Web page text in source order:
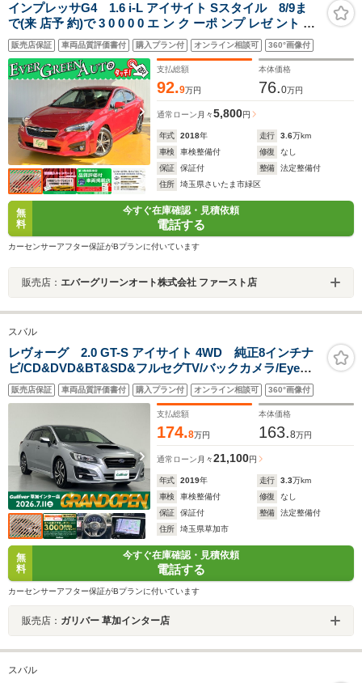
インプレッサG4 1.6 i-L アイサイト Sスタイル 8/9ま
で(来 店予 約)で 3 0 0 0 0 エ ン ク ーポ ンプ レゼ ント 禁
煙車 アイサイトVer3 純正SDナビ プッシュスタート サイ
ド/バックカメラ ブラインドスポットモニター パドルシフ
ト 電動パーキング
販売店保証 車両品質評価書付 購入プラン付 オンライン相談可 360°画像付
支払総額
92.9万円
本体価格
76.0万円
通常ローン 月々5,800円
年式 2018年 走行 3.6万km
車検
車検整備付 修復
なし
保証
保証付 整備
法定整備付
住所
埼玉県さいたま市緑区
無
料
今すぐ在庫確認・見積依頼
電話する
カーセンサーアフター保証がBプランに付いています
販売店： エバーグリーンオート株式会社 ファースト店
スバル
レヴォーグ 2.0 GT-S アイサイト 4WD 純正8インチナ
ビ/CD&DVD&BT&SD&フルセグTV/バックカメラ/Eye
Sight/プリクラッシュブレーキ/ツーリングアシスト/全車
速追従機能付クルーズコントロール/アクティブレーンキ
販売店保証 車両品質評価書付 購入プラン付 オンライン相談可 360°画像付
支払総額
174.8万円
本体価格
163.8万円
通常ローン 月々21,100円
年式 2019年 走行 3.3万km
車検
車検整備付 修復
なし
保証
保証付 整備
法定整備付
住所
埼玉県草加市
無
料
今すぐ在庫確認・見積依頼
電話する
カーセンサーアフター保証がBプランに付いています
販売店： ガリバー 草加インター店
スバル